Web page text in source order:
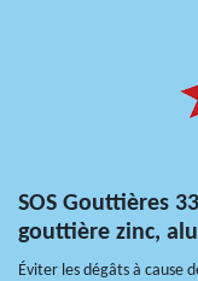
SOS Gouttières
gouttière zinc,
Éviter les dégâts à cause